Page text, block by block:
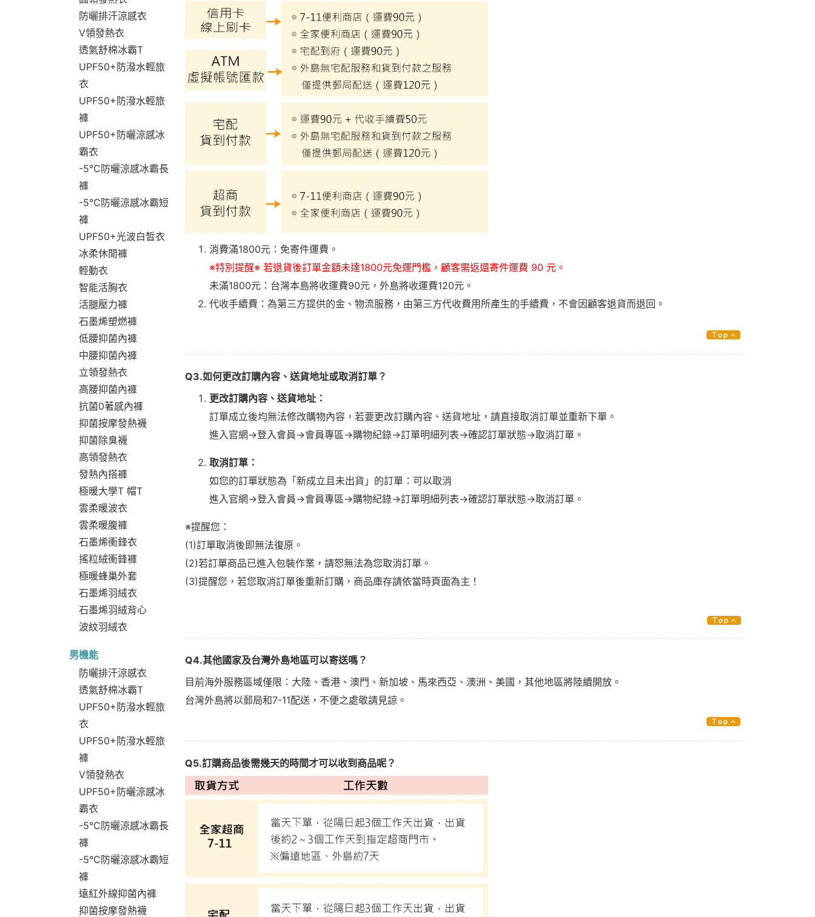
防曬排汗涼感衣
V領發熱衣
透氣舒棉冰霸T
UPF50+防潑水輕旅
衣
UPF50+防潑水輕旅
褲
UPF50+防曬涼感冰
霸衣
-5°C防曬涼感冰霸長
褲
-5°C防曬涼感冰霸短
褲
UPF50+光波白皙衣
冰柔休閒褲
輕動衣
智能活胸衣
活腿壓力褲
石墨烯塑燃褲
低腰抑菌內褲
中腰抑菌內褲
立領發熱衣
高腰抑菌內褲
抗菌0著感內褲
抑菌按摩發熱襪
抑菌除臭襪
高領發熱衣
發熱內搭褲
極暖大學T 帽T
雲柔暖波衣
雲柔暖腹褲
石墨烯衝鋒衣
搖粒絨衝鋒褲
極暖蜂巢外套
石墨烯羽絨衣
石墨烯羽絨背心
波紋羽絨衣
男機能
防曬排汗涼感衣
透氣舒棉冰霸T
UPF50+防潑水輕旅
衣
UPF50+防潑水輕旅
褲
V領發熱衣
UPF50+防曬涼感冰
霸衣
-5°C防曬涼感冰霸長
褲
-5°C防曬涼感冰霸短
褲
遠紅外線抑菌內褲
抑菌按摩發熱襪
消費滿1800元：免寄件運費。
※特別提醒※ 若退貨後訂單金額未達1800元免運門檻，顧客需返還寄件運費 90 元。
未滿1800元：台灣本島將收運費90元，外島將收運費120元。
代收手續費：為第三方提供的金、物流服務，由第三方代收費用所產生的手續費，不會因顧客退貨而退回。
Q3.如何更改訂購內容、送貨地址或取消訂單？
更改訂購內容、送貨地址：
訂單成立後均無法修改購物內容，若要更改訂購內容、送貨地址，請直接取消訂單並重新下單。
進入官網→登入會員→會員專區→購物紀錄→訂單明細列表→確認訂單狀態→取消訂單。
取消訂單：
如您的訂單狀態為「新成立且未出貨」的訂單：可以取消
進入官網→登入會員→會員專區→購物紀錄→訂單明細列表→確認訂單狀態→取消訂單。
※提醒您：
(1)訂單取消後即無法復原。
(2)若訂單商品已進入包裝作業，請恕無法為您取消訂單。
(3)提醒您，若您取消訂單後重新訂購，商品庫存請依當時頁面為主！
Q4.其他國家及台灣外島地區可以寄送嗎？
目前海外服務區域僅限：大陸、香港、澳門、新加坡、馬來西亞、澳洲、美國，其他地區將陸續開放。
台灣外島將以郵局和7-11配送，不便之處敬請見諒。
Q5.訂購商品後需幾天的時間才可以收到商品呢？